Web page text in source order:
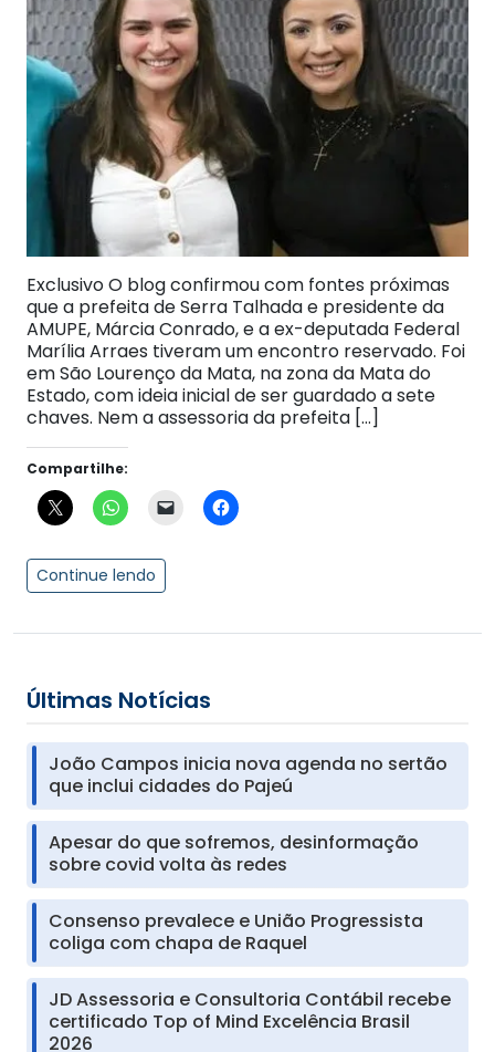
Exclusivo O blog confirmou com fontes próximas
que a prefeita de Serra Talhada e presidente da
AMUPE, Márcia Conrado, e a ex-deputada Federal
Marília Arraes tiveram um encontro reservado. Foi
em São Lourenço da Mata, na zona da Mata do
Estado, com ideia inicial de ser guardado a sete
chaves. Nem a assessoria da prefeita […]
Compartilhe:
Continue lendo
Últimas Notícias
João Campos inicia nova agenda no sertão
que inclui cidades do Pajeú
Apesar do que sofremos, desinformação
sobre covid volta às redes
Consenso prevalece e União Progressista
coliga com chapa de Raquel
JD Assessoria e Consultoria Contábil recebe
certificado Top of Mind Excelência Brasil
2026